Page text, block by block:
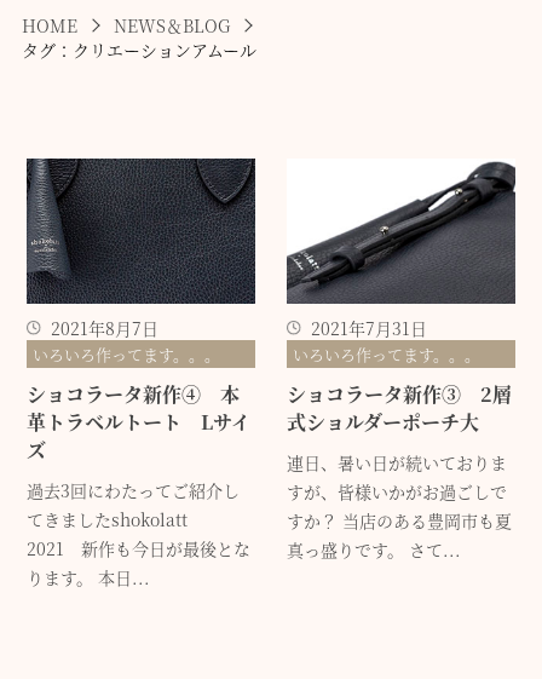
HOME
NEWS＆BLOG
タグ：クリエーションアムール
2021年8月7日
いろいろ作ってます。。。
ショコラータ新作④ 本
革トラベルトート Lサイ
ズ
過去3回にわたってご紹介し
てきましたshokolatt
2021 新作も今日が最後とな
ります。 本日...
2021年7月31日
いろいろ作ってます。。。
ショコラータ新作③ 2層
式ショルダーポーチ大
連日、暑い日が続いておりま
すが、皆様いかがお過ごしで
すか？ 当店のある豊岡市も夏
真っ盛りです。 さて...